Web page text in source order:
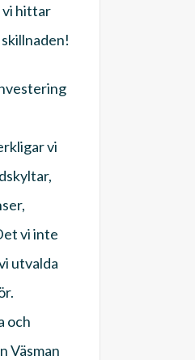
vi hittar
vi
vi inte
utvalda
och
Väsman